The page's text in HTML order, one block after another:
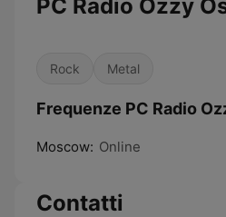
PC Radio Ozzy
Rock Metal
Frequenze PC Radio
Moscow: Online
Contatti